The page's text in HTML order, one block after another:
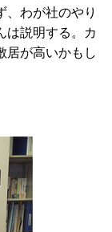
、わが社のやり
は説明する。カ
居が高いかもし